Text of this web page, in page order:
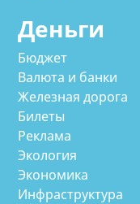
Деньги
Бюджет
Валюта и банки
Железная дорога
Билеты
Реклама
Экология
Экономика
Инфраструктура